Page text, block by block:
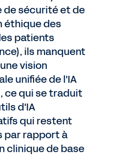
de sécurité et de
des
patients
ils manquent
vision
unifiée de l'IA
ce qui se traduit
d'IA
qui restent
par rapport à
clinique de base